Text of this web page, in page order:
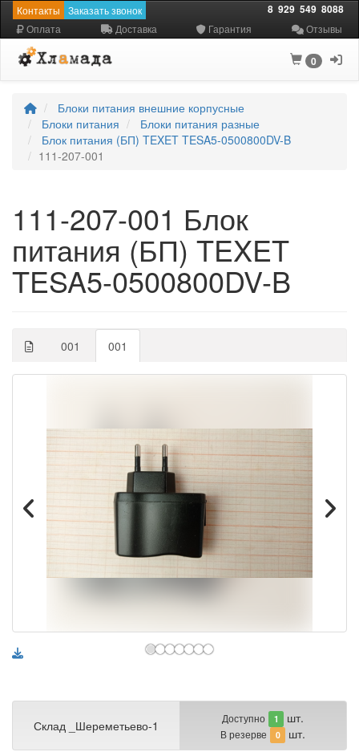
Контакты Заказать звонок 8 929 549 8088
Оплата Доставка Гарантия Отзывы
0
Блоки питания внешние корпусные
Блоки питания
Блоки питания разные
Блок питания (БП) TEXET TESA5-0500800DV-B
111-207-001
111-207-001 Блок
питания (БП) TEXET
TESA5-0500800DV-B
001 001
Склад _Шереметьево-1 Доступно 1 шт.
В резерве 0 шт.